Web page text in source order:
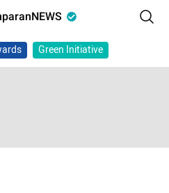
Green Initiative